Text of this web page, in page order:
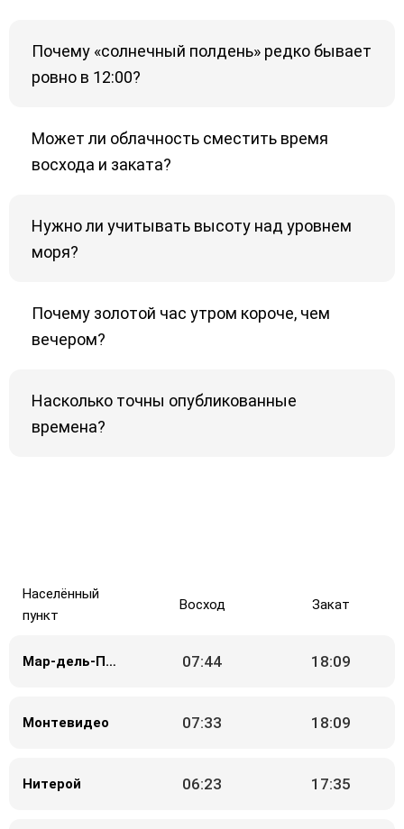
Почему «солнечный полдень» редко бывает
ровно в 12:00?
Может ли облачность сместить время
восхода и заката?
Нужно ли учитывать высоту над уровнем
моря?
Почему золотой час утром короче, чем
вечером?
Насколько точны опубликованные
времена?
Населённый
пункт
Восход Закат
Мар-дель-Плата 07:44 18:09
Монтевидео 07:33 18:09
Нитерой 06:23 17:35